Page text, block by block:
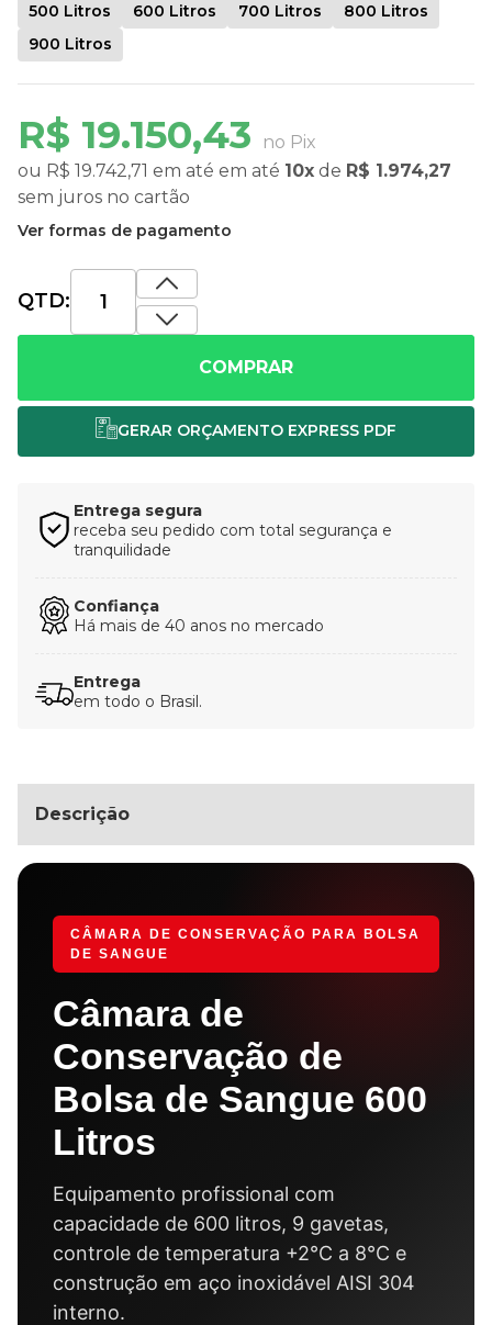
R$ 19.150,43
no Pix
ou R$ 19.742,71 em até em até 10x de R$ 1.974,27
sem juros no cartão
Ver formas de pagamento
500 Litros
600 Litros 700 Litros
800 Litros
900 Litros
QTD:
COMPRAR
Entrega segura
receba seu pedido com total segurança e
tranquilidade
Confiança
Há mais de 40 anos no mercado
Entrega
em todo o Brasil.
Descrição
CÂMARA DE CONSERVAÇÃO PARA BOLSA
DE SANGUE
Câmara de
Conservação de
Bolsa de Sangue 600
Litros
Equipamento profissional com
capacidade de 600 litros, 9 gavetas,
controle de temperatura +2°C a 8°C e
construção em aço inoxidável AISI 304
interno.